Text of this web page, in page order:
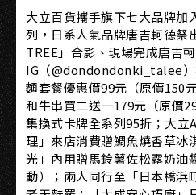
大立百貨攜手旗下七大品牌加
列，日系人氣品牌唐吉軻德祭
TREE」合影、現場完成唐吉
IG（@dondondonki_talee）
麵套餐優惠價99元（原價150
和牛串買二送一179元（原價
集換式卡牌全系列95折；大立
理」來店消費贈鯛魚燒香草
光」內用贈馬鈴薯佐松露奶油
動）；兩人同行至「日本橋浜